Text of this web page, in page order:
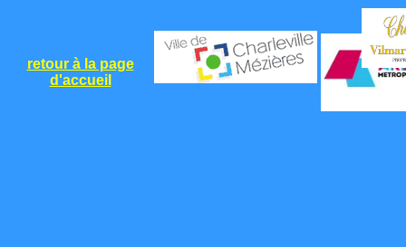
retour à la page
d'accueil